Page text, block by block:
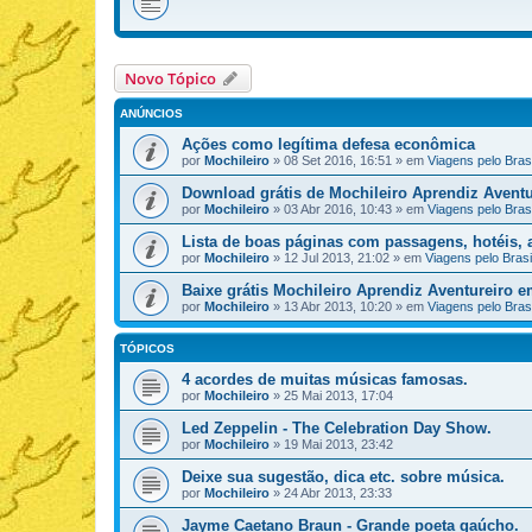
Novo Tópico
ANÚNCIOS
Ações como legítima defesa econômica
por Mochileiro » 08 Set 2016, 16:51 » em Viagens pelo
Download grátis de Mochileiro Aprendiz
por Mochileiro » 03 Abr 2016, 10:43 » em Viagens pelo
Lista de boas páginas com passagens, hotéis,
por Mochileiro » 12 Jul 2013, 21:02 » em Viagens pelo
Baixe grátis Mochileiro Aprendiz Aventureiro
por Mochileiro » 13 Abr 2013, 10:20 » em Viagens pelo
TÓPICOS
4 acordes de muitas músicas famosas.
por Mochileiro » 25 Mai 2013, 17:04
Led Zeppelin - The Celebration Day Show.
por Mochileiro » 19 Mai 2013, 23:42
Deixe sua sugestão, dica etc. sobre música.
por Mochileiro » 24 Abr 2013, 23:33
Jayme Caetano Braun - Grande poeta gaúcho.